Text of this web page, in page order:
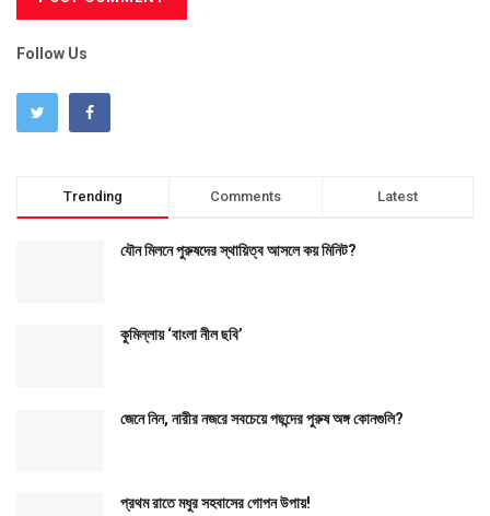
Follow Us
Trending Comments Latest
যৌন মিলনে পুরুষদের স্থায়িত্ব আসলে কয় মিনিট?
কুমিল্লায় ‘বাংলা নীল ছবি’
জেনে নিন, নারীর নজরে সবচেয়ে পছন্দের পুরুষ অঙ্গ কোনগুলি?
প্রথম রাতে মধুর সহবাসের গোপন উপায়!